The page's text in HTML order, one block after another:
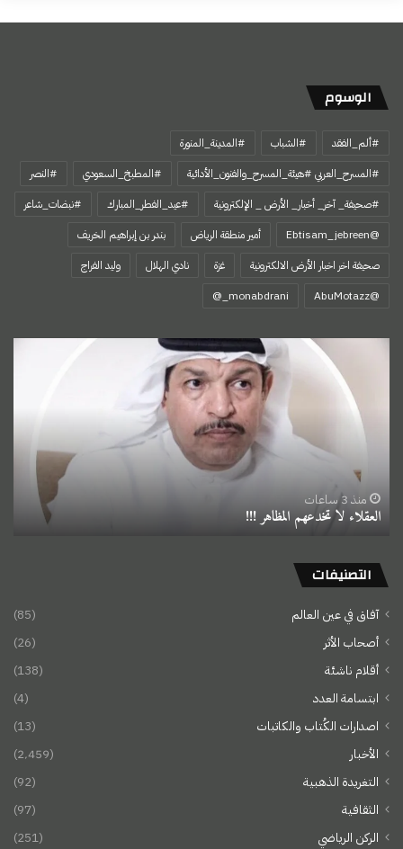
الوسوم
#ألم_الفقد #الشباب
#المدينة_المنورة
#المسرح_العربي #هيئة_المسرح_والفنون_الأدائية
#المطبخ_السعودي
#النصر
#صحيفة_ آخر_ أخبار_ الأرض _ الإلكترونية
#عيد_الفطر_المبارك
#نبضات_شاعر
@Ebtisam_jebreen
أمير منطقة الرياض
بندر بن إبراهيم الخريف
صحيفة اخر اخبار الأرض الالكترونية
غزة نادي الهلال
وليد الفراج
‏@AbuMotazz
المظاهر
منذ 3 ساعات
العقلاء لا تخدعهم المظاهر !!!
التصنيفات
آفاق في عين العالم
(85)
أصحاب الأثر
(26)
أقلام ناشئة
(138)
ابتسامة العدد
(4)
اصدارات الكُتاب والكاتبات
(13)
الأخبار
(2٬459)
التغريدة الذهبية
(92)
الثقافية
(97)
الركن الرياضي
(251)